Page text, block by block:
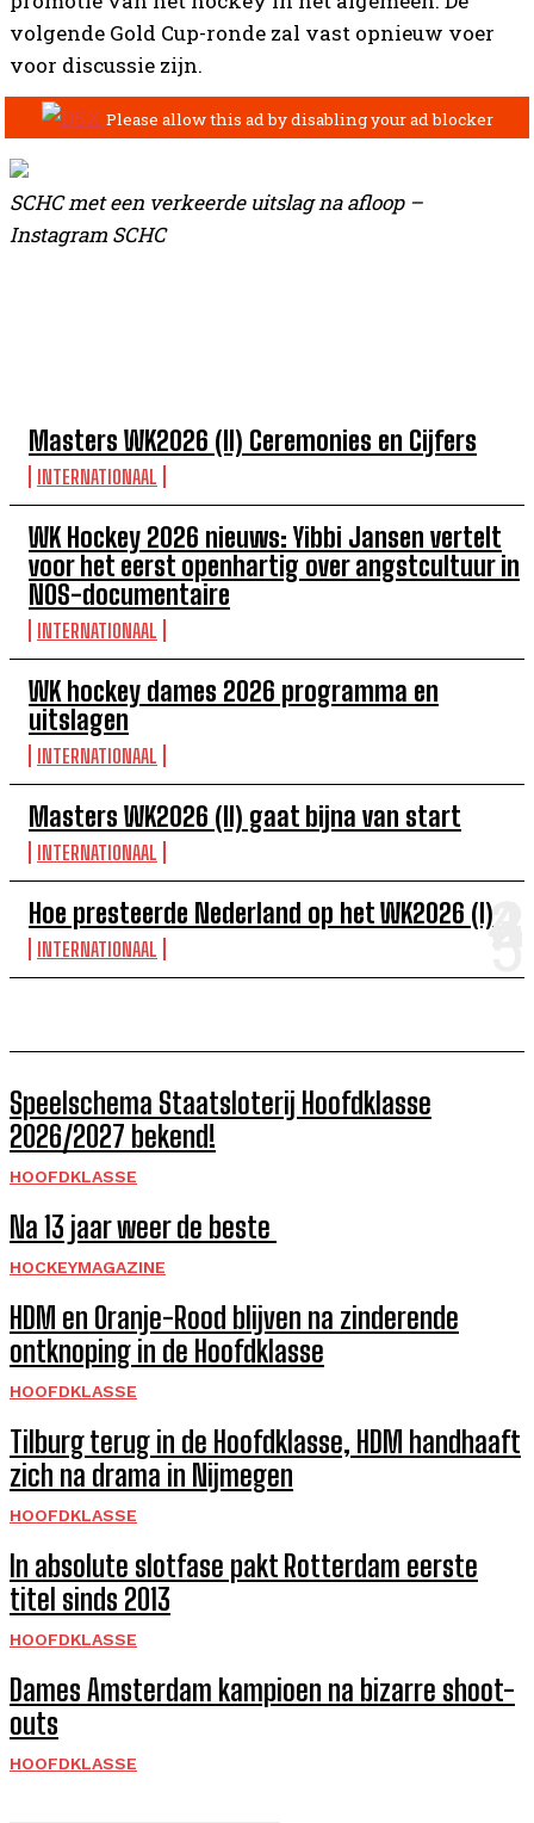
Masters WK2026 (II) Ceremonies en Cijfers
INTERNATIONAAL
WK Hockey 2026 nieuws: Yibbi Jansen vertelt
voor het eerst openhartig over angstcultuur in
NOS-documentaire
INTERNATIONAAL
WK hockey dames 2026 programma en
uitslagen
INTERNATIONAAL
Masters WK2026 (II) gaat bijna van start
INTERNATIONAAL
Hoe presteerde Nederland op het WK2026 (I)
INTERNATIONAAL
Speelschema Staatsloterij Hoofdklasse
2026/2027 bekend!
HOOFDKLASSE
Na 13 jaar weer de beste
HOCKEYMAGAZINE
HDM en Oranje-Rood blijven na zinderende
ontknoping in de Hoofdklasse
HOOFDKLASSE
Tilburg terug in de Hoofdklasse, HDM handhaaft
zich na drama in Nijmegen
HOOFDKLASSE
In absolute slotfase pakt Rotterdam eerste
titel sinds 2013
HOOFDKLASSE
Dames Amsterdam kampioen na bizarre shoot-
outs
HOOFDKLASSE
volgende Gold Cup-ronde zal vast opnieuw voer
voor discussie zijn.
SCHC met een verkeerde uitslag na afloop –
Instagram SCHC